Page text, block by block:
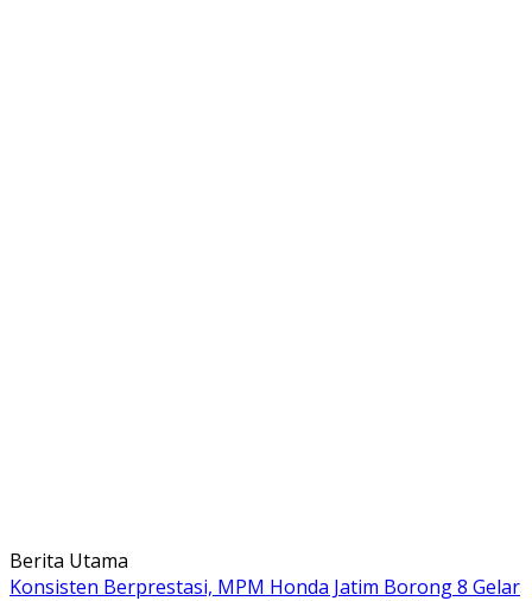
Langsung
ke
Berita Utama
Konsisten Berprestasi, MPM Honda Jatim Borong 8 Gelar